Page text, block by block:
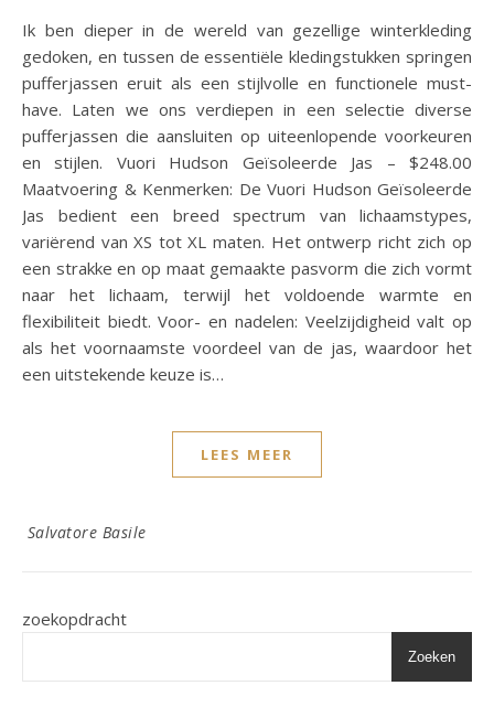
Ik ben dieper in de wereld van gezellige winterkleding
gedoken, en tussen de essentiële kledingstukken springen
pufferjassen eruit als een stijlvolle en functionele must-
have. Laten we ons verdiepen in een selectie diverse
pufferjassen die aansluiten op uiteenlopende voorkeuren
en stijlen. Vuori Hudson Geïsoleerde Jas – $248.00
Maatvoering & Kenmerken: De Vuori Hudson Geïsoleerde
Jas bedient een breed spectrum van lichaamstypes,
variërend van XS tot XL maten. Het ontwerp richt zich op
een strakke en op maat gemaakte pasvorm die zich vormt
naar het lichaam, terwijl het voldoende warmte en
flexibiliteit biedt. Voor- en nadelen: Veelzijdigheid valt op
als het voornaamste voordeel van de jas, waardoor het
een uitstekende keuze is…
LEES MEER
Salvatore Basile
zoekopdracht
Zoeken